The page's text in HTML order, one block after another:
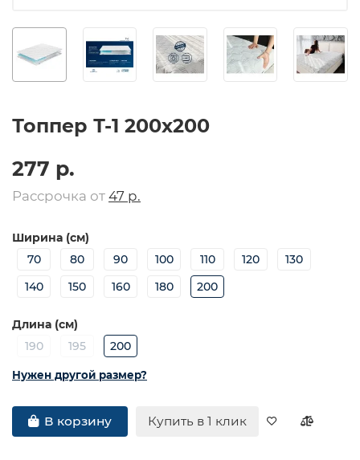
Топпер Т-1 200х200
277 р.
Рассрочка от 47 р.
Ширина (см)
70
80 90 100 110 120
130
140
150 160 180 200
Длина (см)
190
195 200
Нужен другой размер?
В корзину Купить в 1 клик